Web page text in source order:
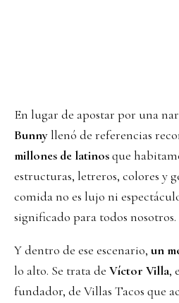
En lugar de apostar por una
Bunnyllenó de referencias
millones de latinosque
estructuras, letreros, colores y
comida no es lujo ni
significado para todos nosotros.
Y dentro de ese escenario, un
lo alto. Se trata de Víctor Villa,
fundador, de Villas Tacos que